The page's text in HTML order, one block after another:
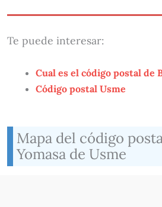
Te puede interesar:
Cual es el código postal de
Código postal Usme
Mapa del código
Yomasa de Usme